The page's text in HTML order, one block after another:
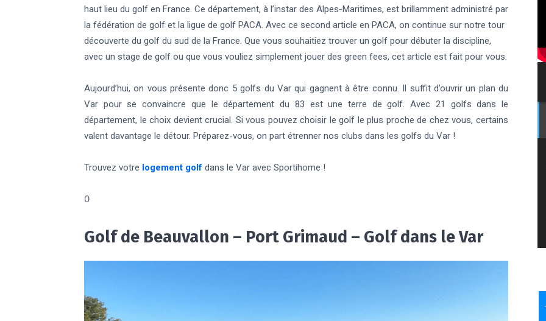
haut lieu du golf en France. Ce département, à l’instar des Alpes-Maritimes, est brillamment administré par
la fédération de golf et la ligue de golf PACA. Avec ce second article en PACA, on continue sur notre tour
découverte du golf du sud de la France. Que vous souhaitiez trouver un golf pour débuter la discipline,
avec un stage de golf ou que vous vouliez simplement jouer des green fees, cet article est fait pour vous.
Aujourd’hui, on vous présente donc 5 golfs du Var qui gagnent à être connu. Il suffit d’ouvrir un plan du
Var pour se convaincre que le département du 83 est une terre de golf. Avec 21 golfs dans le
département, le choix devient crucial. Si vous pouvez choisir le golf le plus proche de chez vous, certains
valent davantage le détour. Préparez-vous, on part étrenner nos clubs dans les golfs du Var !
Trouvez votre logement golf dans le Var avec Sportihome !
0
Golf de Beauvallon – Port Grimaud – Golf dans le Var